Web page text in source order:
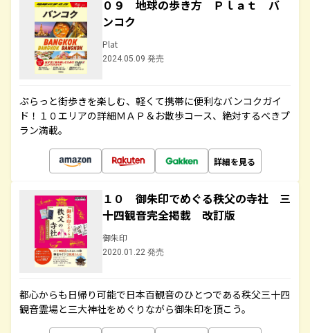
０９ 地球の歩き方 Ｐｌａｔ バ
ンコク
Plat
2024.05.09 発売
ぷらっと街歩きを楽しむ、軽くて携帯に便利なバンコクガイ
ド！１０エリアの詳細ＭＡＰ＆お散歩コース、絶対するべきプ
ラン満載。
詳細を見る
１０ 御朱印でめぐる秩父の寺社 三
十四観音完全掲載 改訂版
御朱印
2020.01.22 発売
都心からも日帰り可能で日本百観音のひとつである秩父三十四
観音霊場と三大神社をめぐりながら御朱印を頂こう。